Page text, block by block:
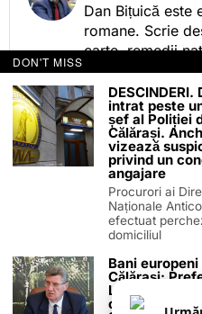
Dan Bițuică este
romane. Scrie
carte, remedii
cotidian politic,
subiectele într-
spre informare.
Prin activitatea
ofere cititorilor
relevant,
TERMENI ȘI CONDIȚII
PUBLICITATE ONLINE &
DON'T MISS
DESCINDERI.
intrat peste
șef al Poliției
Călărași.
vizează
privind un
angajare
Procurori ai
Naționale
efectuat
domiciliul
Bani
Călărași:
Laurențiu
colaborarea cu